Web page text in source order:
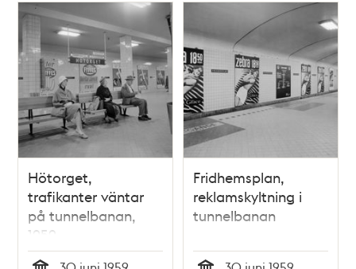
Hötorget,
trafikanter väntar
på tunnelbanan,
1959.
Fridhemsplan,
reklamskyltning i
tunnelbanan